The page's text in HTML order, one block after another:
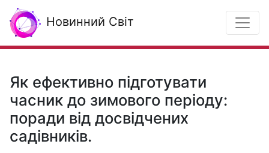
Новинний Світ
Як ефективно підготувати
часник до зимового періоду:
поради від досвідчених
садівників.